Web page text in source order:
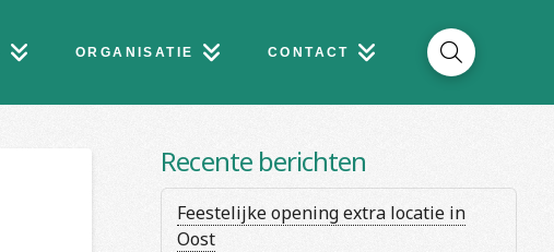
ORGANISATIE CONTACT
Recente berichten
Feestelijke opening extra locatie in
Oost